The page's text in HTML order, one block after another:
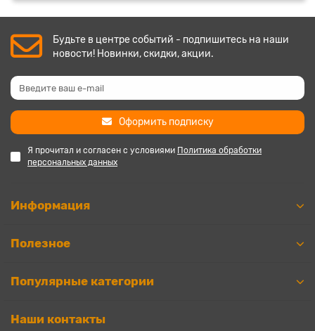
Будьте в центре событий - подпишитесь на наши
новости! Новинки, скидки, акции.
Оформить подписку
Я прочитал и согласен с условиями Политика обработки
персональных данных
Информация
Полезное
Популярные категории
Наши контакты